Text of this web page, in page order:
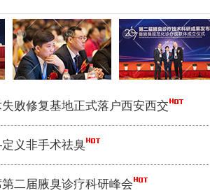
败修复基地正式落户西安西交
义非手术祛臭
二届腋臭诊疗科研峰会